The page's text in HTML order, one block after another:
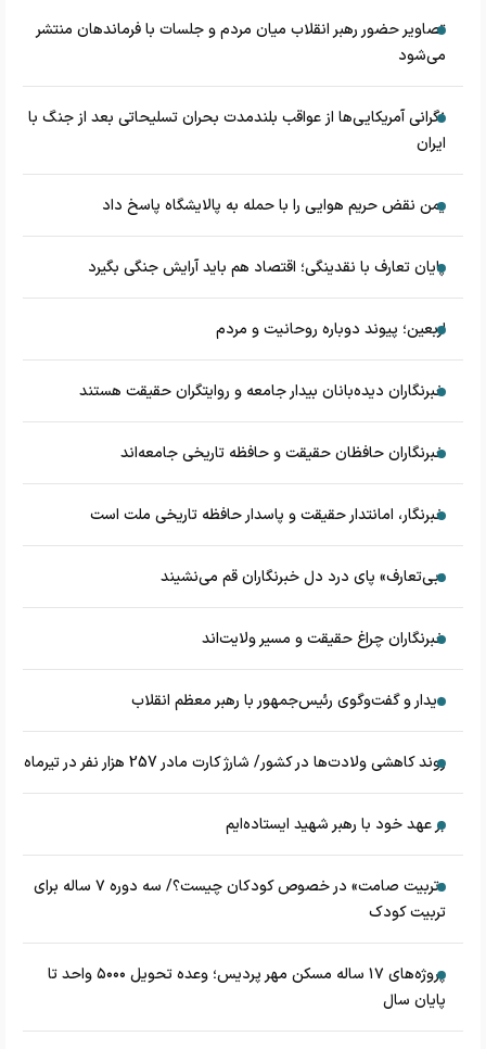
تصاویر حضور رهبر انقلاب میان مردم و جلسات با فرماندهان منتشر
می‌شود
نگرانی آمریکایی‌ها از عواقب بلندمدت بحران تسلیحاتی بعد از جنگ با
ایران
یمن نقض حریم هوایی را با حمله به پالایشگاه پاسخ داد
پایان تعارف با نقدینگی؛ اقتصاد هم باید آرایش جنگی بگیرد
اربعین؛ پیوند دوباره روحانیت و مردم
خبرنگاران دیده‌بانان بیدار جامعه و روایتگران حقیقت هستند
خبرنگاران حافظان حقیقت و حافظه تاریخی جامعه‌اند
خبرنگار، امانتدار حقیقت و پاسدار حافظه تاریخی ملت است
«بی‌تعارف» پای درد دل خبرنگاران قم می‌نشیند
خبرنگاران چراغ حقیقت و مسیر ولایت‌اند
دیدار و گفت‌وگوی رئیس‌جمهور با رهبر معظم انقلاب
روند کاهشی ولادت‌ها در کشور/ شارژ کارت مادر 257 هزار نفر در تیرماه
بر عهد خود با رهبر شهید ایستاده‌ایم
«تربیت صامت» در خصوص کودکان چیست؟/ سه دوره ۷ ساله برای
تربیت کودک
پروژه‌های ۱۷ ساله مسکن مهر پردیس؛ وعده تحویل ۵۰۰۰ واحد تا
پایان سال